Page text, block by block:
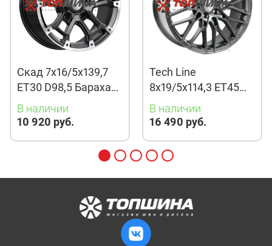
Скад 7x16/5x139,7
ET30 D98,5 Барахас
(КЛ378) Алмаз
В наличии
10 920 руб.
Tech Line
8x19/5x114,3 ET45
D67,1 901 BMG
В наличии
16 490 руб.